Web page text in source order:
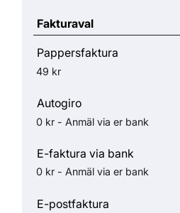
Fakturaval
Pappersfaktura
49 kr
Autogiro
0 kr - Anmäl via er bank
E-faktura via bank
0 kr - Anmäl via er bank
E-postfaktura